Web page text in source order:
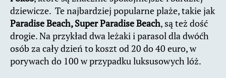
dziewicze. Te najbardziej popularne plaże, takie jak
Paradise Beach, Super Paradise Beach, są też dość
drogie. Na przykład dwa leżaki i parasol dla dwóćh
osób za cały dzień to koszt od 20 do 40 euro, w
porywach do 100 w przypadku luksusowych lóż.